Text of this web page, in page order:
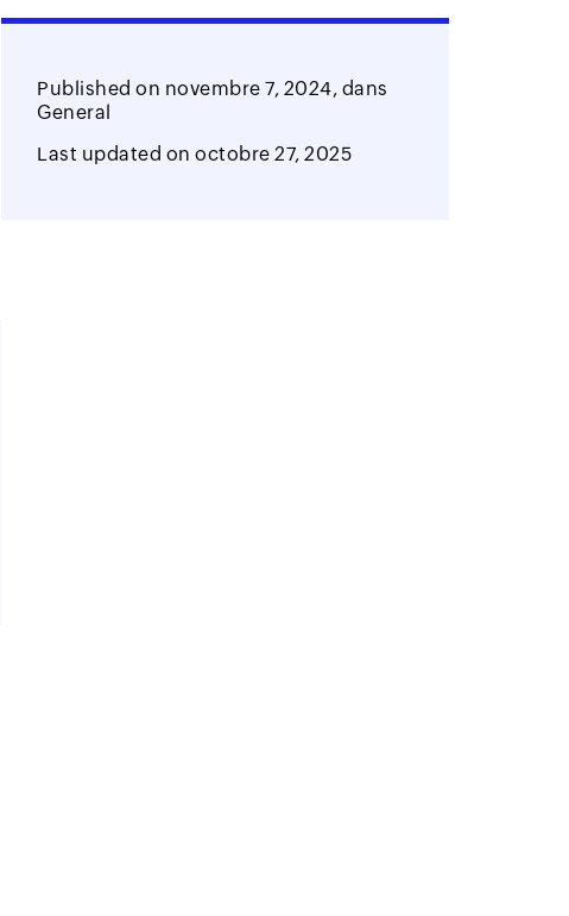
Published on novembre 7, 2024, dans
General
Last updated onoctobre 27, 2025